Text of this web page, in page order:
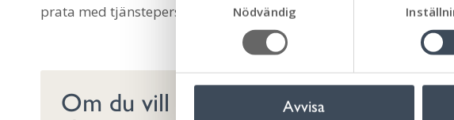
a
Nödvändig
Avvisa
prata med tjänstepersoner från kommunen om?
Om du vill prata mer om mötesplatsen